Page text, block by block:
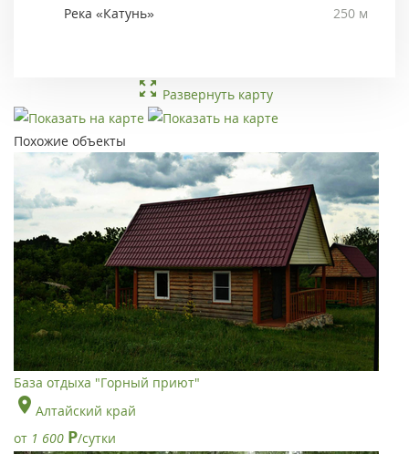
Река «Катунь»
250 м
Развернуть карту
Похожие объекты
База отдыха "Горный приют"
Алтайский край
от 1 600 Р/сутки